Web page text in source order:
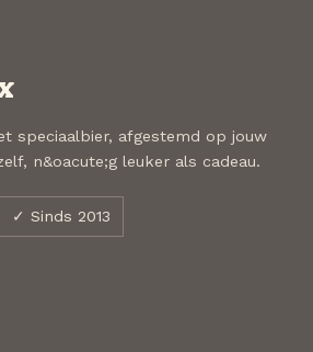
speciaalbier, afgestemd op jouw
n&oacute;g leuker als cadeau.
✓ Sinds 2013